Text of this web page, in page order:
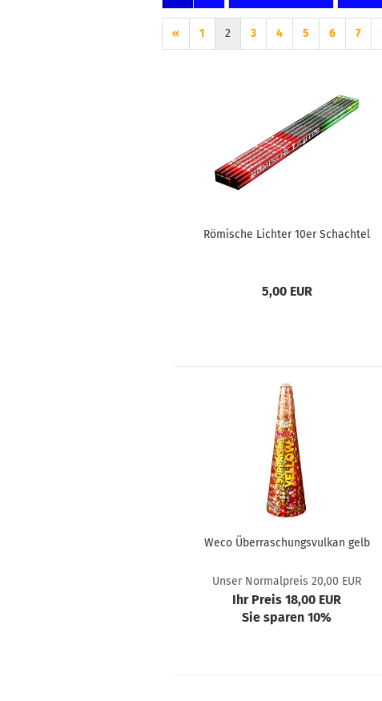
« 1 2 3 4 5 6 7
Römische Lichter 10er Schachtel
5,00 EUR
Weco Überraschungsvulkan gelb
Unser Normalpreis 20,00 EUR
Ihr Preis 18,00 EUR
Sie sparen 10%